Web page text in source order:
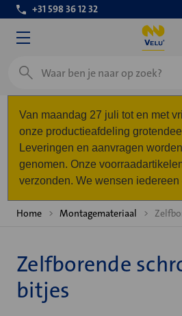
+31 598 36 12 32
Zoeken
Van maandag 27 juli tot en met
onze productieafdeling
Leveringen en aanvragen
genomen. Onze
verzonden. We wensen
Home Montagemateriaal
Zelfborende
bitjes